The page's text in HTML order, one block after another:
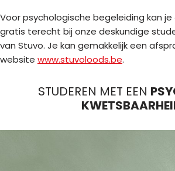
Voor psychologische begeleiding kan je
gratis terecht bij onze deskundige
van Stuvo. Je kan gemakkelijk een
website www.stuvoloods.be.
STUDEREN MET EEN